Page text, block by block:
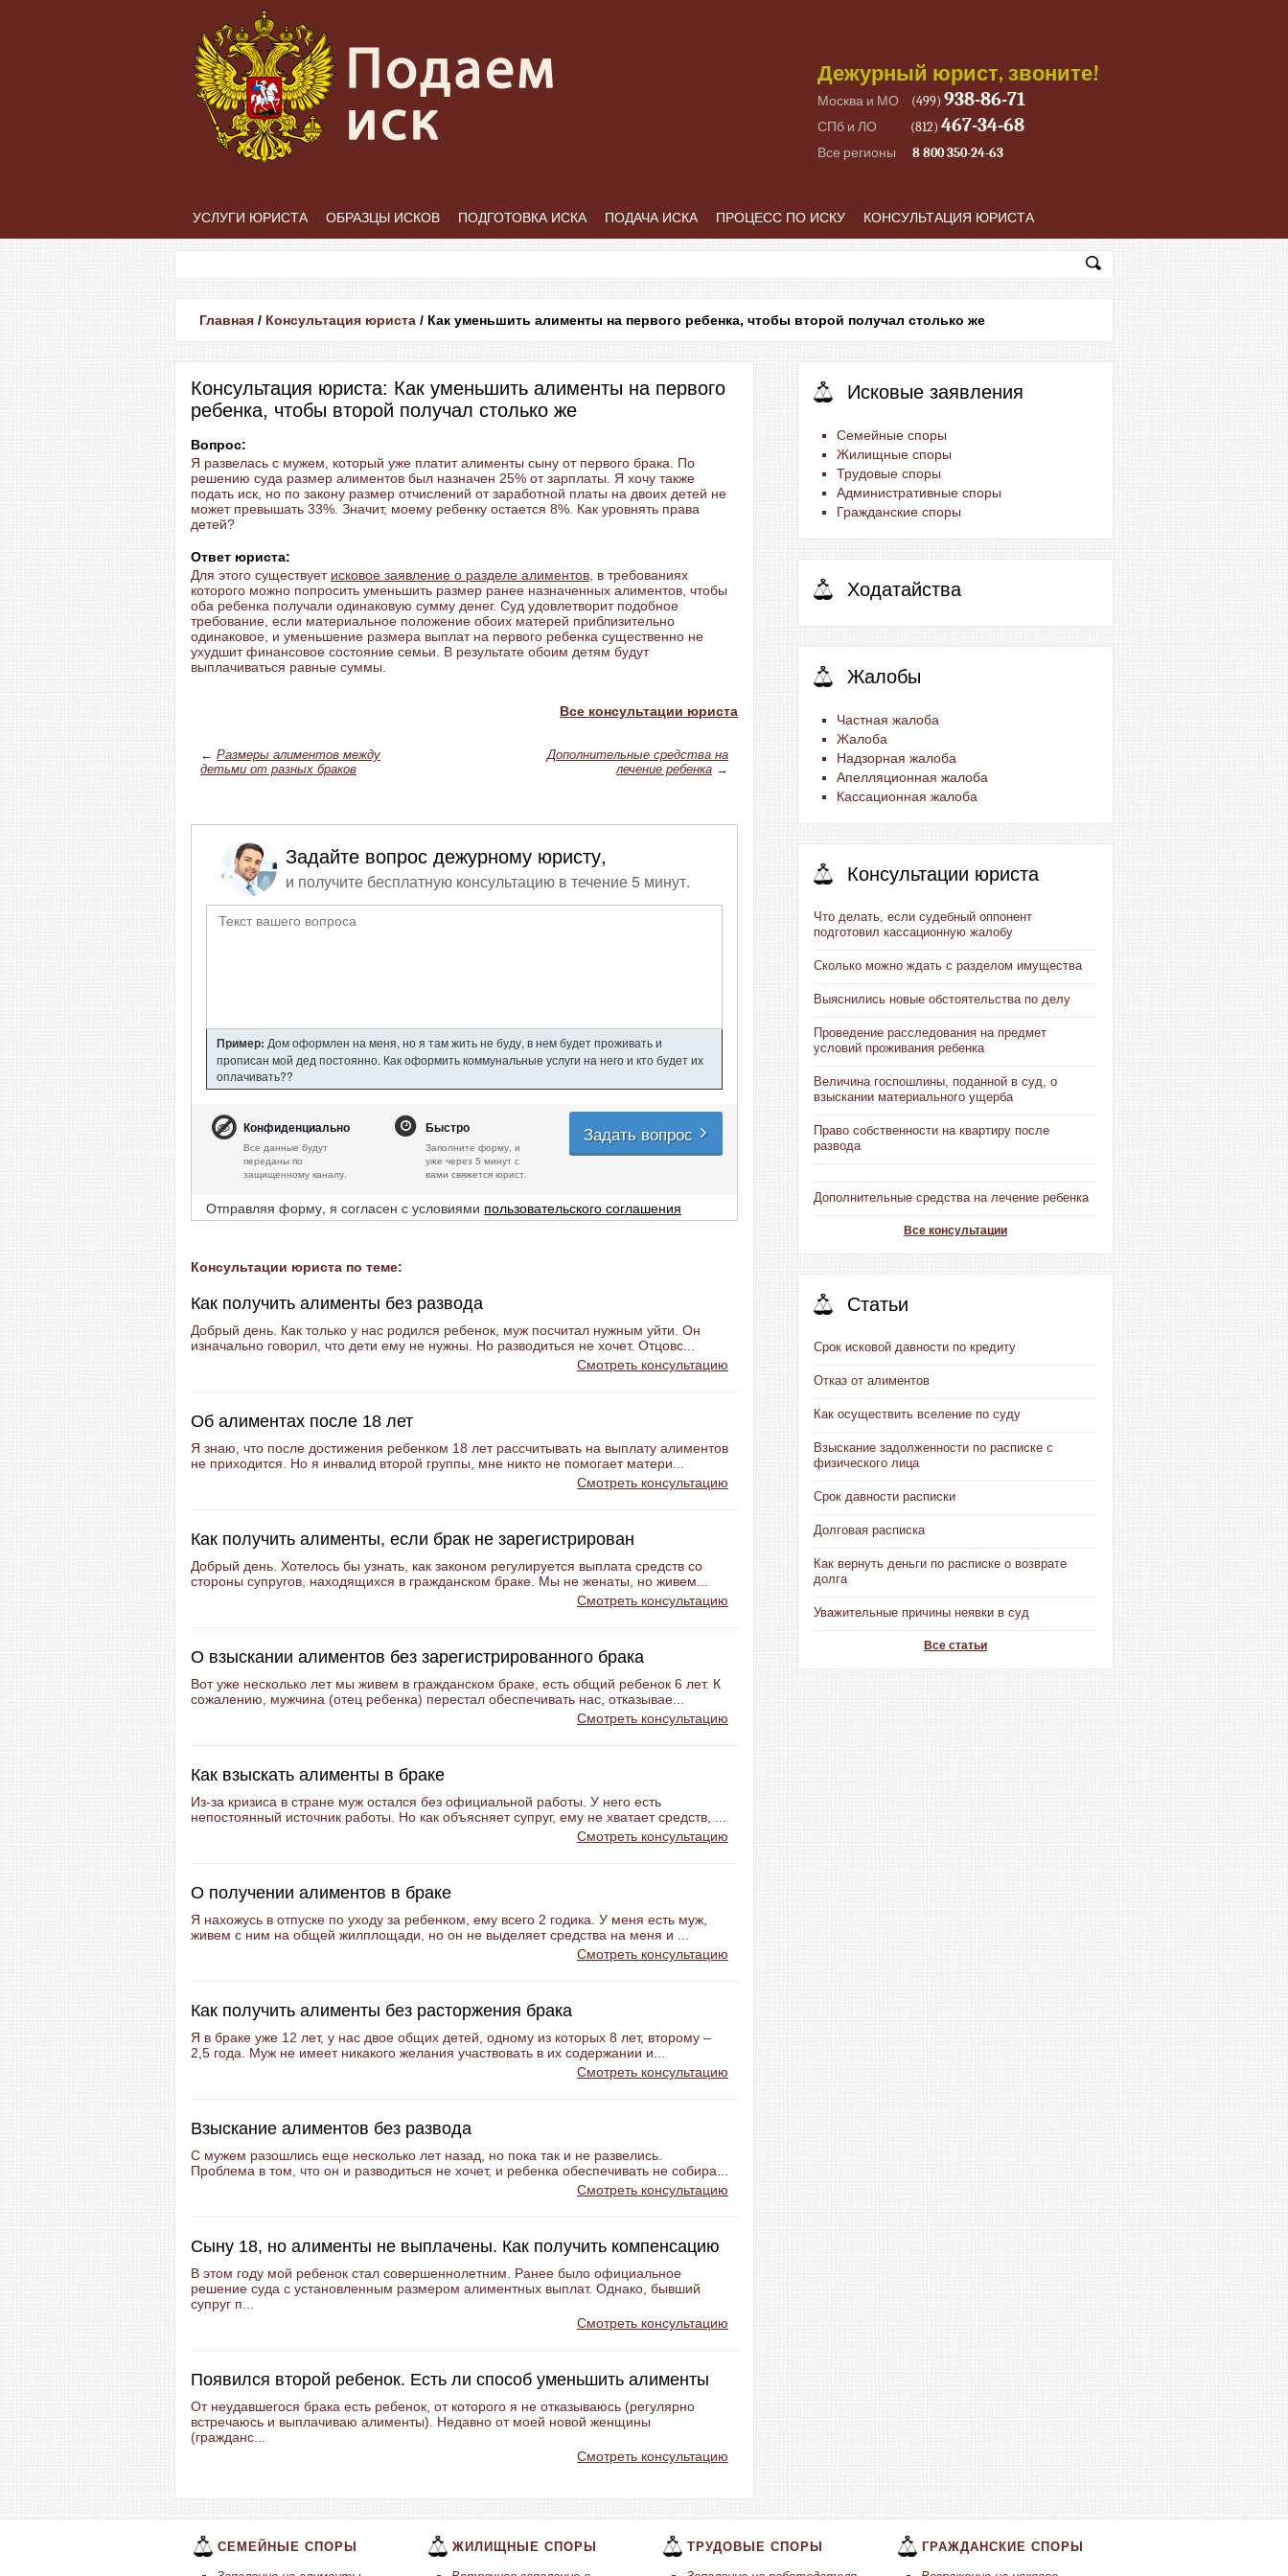
Дежурный юрист, звоните!
Москва и МО (499) 938-86-71
СПб и ЛО (812) 467-34-68
Все регионы 8 800 350-24-63
УСЛУГИ ЮРИСТА ОБРАЗЦЫ ИСКОВ ПОДГОТОВКА ИСКА ПОДАЧА ИСКА ПРОЦЕСС ПО ИСКУ КОНСУЛЬТАЦИЯ ЮРИСТА
Главная / Консультация юриста / Как уменьшить алименты на первого ребенка, чтобы второй получал столько же
Консультация юриста: Как уменьшить алименты на первого
ребенка, чтобы второй получал столько же
Вопрос:
Я развелась с мужем, который уже платит алименты сыну от первого брака. По
решению суда размер алиментов был назначен 25% от зарплаты. Я хочу также
подать иск, но по закону размер отчислений от заработной платы на двоих детей не
может превышать 33%. Значит, моему ребенку остается 8%. Как уровнять права
детей?
Ответ юриста:
Для этого существует исковое заявление о разделе алиментов , в требованиях
которого можно попросить уменьшить размер ранее назначенных алиментов, чтобы
оба ребенка получали одинаковую сумму денег. Суд удовлетворит подобное
требование, если материальное положение обоих матерей приблизительно
одинаковое, и уменьшение размера выплат на первого ребенка существенно не
ухудшит финансовое состояние семьи. В результате обоим детям будут
выплачиваться равные суммы.
Все консультации юриста
← Размеры алиментов между
детьми от разных браков
Дополнительные средства на
лечение ребенка →
Задайте вопрос дежурному юристу,
и получите бесплатную консультацию в течение 5 минут.
Пример: Дом оформлен на меня, но я там жить не буду, в нем будет проживать и
прописан мой дед постоянно. Как оформить коммунальные услуги на него и кто будет их
оплачивать??
Конфиденциально
Все данные будут
переданы по
защищенному каналу.
Быстро
Заполните форму, и
уже через 5 минут с
вами свяжется юрист.
Задать вопрос
Отправляя форму, я согласен с условиями пользовательского соглашения
Консультации юриста по теме:
Как получить алименты без развода
Добрый день. Как только у нас родился ребенок, муж посчитал нужным уйти. Он
изначально говорил, что дети ему не нужны. Но разводиться не хочет. Отцовс...
Смотреть консультацию
Об алиментах после 18 лет
Я знаю, что после достижения ребенком 18 лет рассчитывать на выплату алиментов
не приходится. Но я инвалид второй группы, мне никто не помогает матери...
Смотреть консультацию
Как получить алименты, если брак не зарегистрирован
Добрый день. Хотелось бы узнать, как законом регулируется выплата средств со
стороны супругов, находящихся в гражданском браке. Мы не женаты, но живем...
Смотреть консультацию
О взыскании алиментов без зарегистрированного брака
Вот уже несколько лет мы живем в гражданском браке, есть общий ребенок 6 лет. К
сожалению, мужчина (отец ребенка) перестал обеспечивать нас, отказывае...
Смотреть консультацию
Как взыскать алименты в браке
Из-за кризиса в стране муж остался без официальной работы. У него есть
непостоянный источник работы. Но как объясняет супруг, ему не хватает средств, ...
Смотреть консультацию
О получении алиментов в браке
Я нахожусь в отпуске по уходу за ребенком, ему всего 2 годика. У меня есть муж,
живем с ним на общей жилплощади, но он не выделяет средства на меня и ...
Смотреть консультацию
Как получить алименты без расторжения брака
Я в браке уже 12 лет, у нас двое общих детей, одному из которых 8 лет, второму –
2,5 года. Муж не имеет никакого желания участвовать в их содержании и...
Смотреть консультацию
Взыскание алиментов без развода
С мужем разошлись еще несколько лет назад, но пока так и не развелись.
Проблема в том, что он и разводиться не хочет, и ребенка обеспечивать не собира...
Смотреть консультацию
Сыну 18, но алименты не выплачены. Как получить компенсацию
В этом году мой ребенок стал совершеннолетним. Ранее было официальное
решение суда с установленным размером алиментных выплат. Однако, бывший
супруг п...
Смотреть консультацию
Появился второй ребенок. Есть ли способ уменьшить алименты
От неудавшегося брака есть ребенок, от которого я не отказываюсь (регулярно
встречаюсь и выплачиваю алименты). Недавно от моей новой женщины
(гражданс...
Смотреть консультацию
Исковые заявления
Семейные споры
Жилищные споры
Трудовые споры
Административные споры
Гражданские споры
Ходатайства
Жалобы
Частная жалоба
Жалоба
Надзорная жалоба
Апелляционная жалоба
Кассационная жалоба
Консультации юриста
Что делать, если судебный оппонент
подготовил кассационную жалобу
Сколько можно ждать с разделом имущества
Выяснились новые обстоятельства по делу
Проведение расследования на предмет
условий проживания ребенка
Величина госпошлины, поданной в суд, о
взыскании материального ущерба
Право собственности на квартиру после
развода
Дополнительные средства на лечение ребенка
Все консультации
Статьи
Срок исковой давности по кредиту
Отказ от алиментов
Как осуществить вселение по суду
Взыскание задолженности по расписке с
физического лица
Срок давности расписки
Долговая расписка
Как вернуть деньги по расписке о возврате
долга
Уважительные причины неявки в суд
Все статьи
СЕМЕЙНЫЕ СПОРЫ ЖИЛИЩНЫЕ СПОРЫ ТРУДОВЫЕ СПОРЫ ГРАЖДАНСКИЕ СПОРЫ